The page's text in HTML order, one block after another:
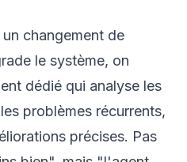
changement de
le système, on
dédié qui analyse les
problèmes récurrents,
précises. Pas